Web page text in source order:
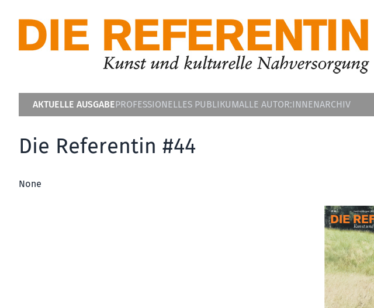
AKTUELLE AUSGABEPROFESSIONELLES PUBLIKUMALLE AUTOR:INNENARCHIV
Die Referentin #44
None